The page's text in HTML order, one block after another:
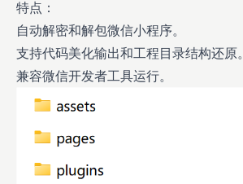
特点：
自动解密和解包微信小程序。
支持代码美化输出和工程目录结构还原。
兼容微信开发者工具运行。